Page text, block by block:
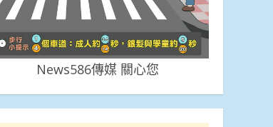
News586傳媒 關心您